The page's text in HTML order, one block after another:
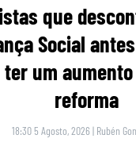
que
Social
ter um
reforma
18:30 5 Agosto, 2026 | Rubén